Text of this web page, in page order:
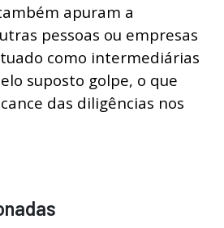
apuram a
pessoas ou empresas
como intermediárias
suposto golpe, o que
das diligências nos